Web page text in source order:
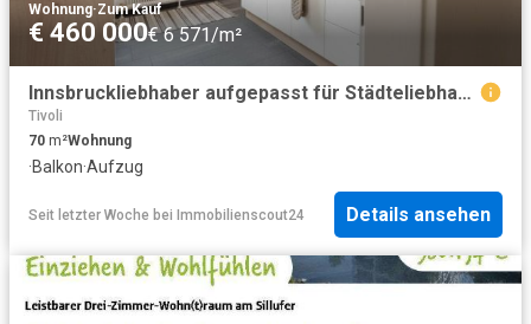
Wohnung·Zum Kauf
€ 460 000€ 6 571/m²
Innsbruckliebhaber aufgepasst für Städteliebhaber ideal 2,5 Zimmer zu verkaufen
Tivoli
70 m²Wohnung
·Balkon·Aufzug
Seit letzter Woche bei Immobilienscout24 Details ansehen